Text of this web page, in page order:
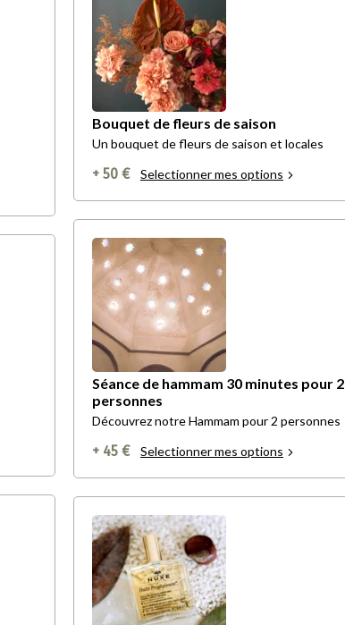
Bouquet de fleurs de saison
Un bouquet de fleurs de saison et locales
+ 50 € Selectionner mes options
Séance de hammam 30 minutes pour 2
personnes
Découvrez notre Hammam pour 2 personnes
+ 45 € Selectionner mes options